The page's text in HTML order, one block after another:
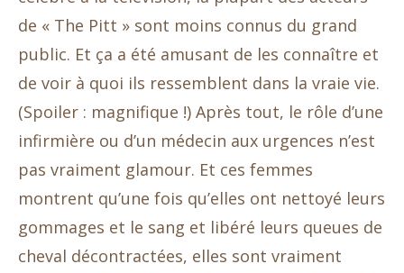
de « The Pitt » sont moins connus du grand
public. Et ça a été amusant de les connaître et
de voir à quoi ils ressemblent dans la vraie vie.
(Spoiler : magnifique !) Après tout, le rôle d’une
infirmière ou d’un médecin aux urgences n’est
pas vraiment glamour. Et ces femmes
montrent qu’une fois qu’elles ont nettoyé leurs
gommages et le sang et libéré leurs queues de
cheval décontractées, elles sont vraiment